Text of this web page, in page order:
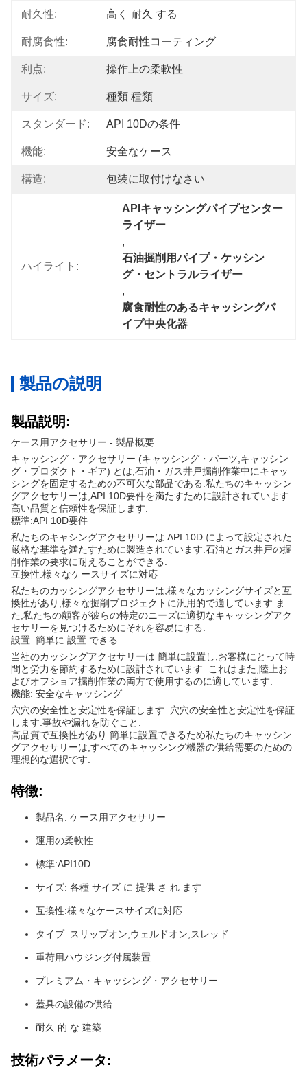
耐久性: 高く 耐久 する
耐腐食性: 腐食耐性コーティング
利点: 操作上の柔軟性
サイズ: 種類 種類
スタンダード: API 10Dの条件
機能: 安全なケース
構造: 包装に取付けなさい
ハイライト:
APIキャッシングパイプセンター
ライザー
,
石油掘削用パイプ・ケッシン
グ・セントラルライザー
,
腐食耐性のあるキャッシングパ
イプ中央化器
製品の説明
製品説明:
ケース用アクセサリー - 製品概要
キャッシング・アクセサリー (キャッシング・パーツ,キャッシン
グ・プロダクト・ギア) とは,石油・ガス井戸掘削作業中にキャッ
シングを固定するための不可欠な部品である.私たちのキャッシン
グアクセサリーは,API 10D要件を満たすために設計されています
高い品質と信頼性を保証します.
標準:API 10D要件
私たちのキャシングアクセサリーは API 10D によって設定された
厳格な基準を満たすために製造されています.石油とガス井戸の掘
削作業の要求に耐えることができる.
互換性:様々なケースサイズに対応
私たちのカッシングアクセサリーは,様々なカッシングサイズと互
換性があり,様々な掘削プロジェクトに汎用的で適しています.ま
た,私たちの顧客が彼らの特定のニーズに適切なキャッシングアク
セサリーを見つけるためにそれを容易にする.
設置: 簡単に 設置 できる
当社のカッシングアクセサリーは 簡単に設置し,お客様にとって時
間と労力を節約するために設計されています. これはまた,陸上お
よびオフショア掘削作業の両方で使用するのに適しています.
機能: 安全なキャッシング
穴穴の安全性と安定性を保証します. 穴穴の安全性と安定性を保証
します.事故や漏れを防ぐこと.
高品質で互換性があり 簡単に設置できるため私たちのキャッシン
グアクセサリーは,すべてのキャッシング機器の供給需要のための
理想的な選択です.
特徴:
製品名: ケース用アクセサリー
運用の柔軟性
標準:API10D
サイズ: 各種 サイズ に 提供 さ れ ます
互換性:様々なケースサイズに対応
タイプ: スリップオン,ウェルドオン,スレッド
重荷用ハウジング付属装置
プレミアム・キャッシング・アクセサリー
蓋具の設備の供給
耐久 的 な 建築
技術パラメータ: